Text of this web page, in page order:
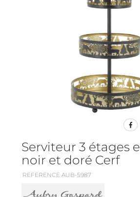
Serviteur 3 étages
noir et doré Cerf
REFERENCE AUB-5987